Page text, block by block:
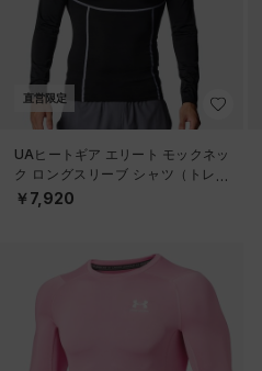
直営限定
UAヒートギア エリート モックネッ
ク ロングスリーブ シャツ（トレー
ニング/MEN）
￥7,920